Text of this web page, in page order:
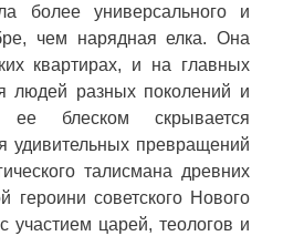
более универсального и
чем нарядная елка. Она
квартирах, и на главных
людей разных поколений и
блеском скрывается
удивительных превращений
талисмана древних
героини советского Нового
участием царей, теологов и